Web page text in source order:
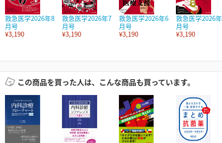
救急医学2026年8
月号
¥3,190
救急医学2026年7
月号
¥3,190
救急医学2026年6
月号
¥3,190
救急医学2026
月号
¥3,190
この商品を買った人は、こんな商品も買っています。